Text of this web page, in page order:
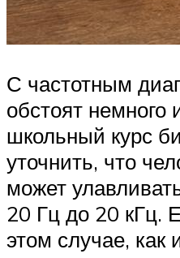
С частотным
обстоят немного
школьный курс
уточнить, что
может
20 Гц до 20 кГц.
этом случае, как